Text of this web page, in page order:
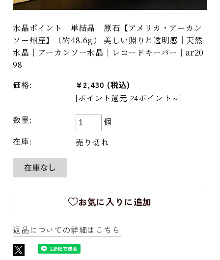
水晶ポイント 単結晶 原石【アメリカ・アーカン
ソー州産】（約48.6g） 美しい照りと透明感｜天然
水晶｜アーカンソー水晶｜レコードキーパー｜ar20
98
価格: ¥2,430 (税込)
[ポイント還元 24ポイント～]
数量:
個
在庫:
売り切れ
お気に入りに追加
返品についての詳細はこちら